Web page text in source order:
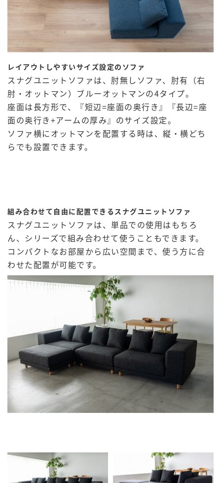
レイアウトしやすいサイズ設定のソファ
スナグユニットソファは、肘無しソファ、肘有（右
肘・オットマン）ブルーオットマンの4タイプ。
座面は長方形で、『短辺=座面の奥行き』『長辺=座
面の奥行き+アームの厚み』のサイズ設定。
ソファ横にオットマンを配置する時は、縦・横どち
らでも設置できます。
組み合わせて自由に配置できるスナグユニットソファ
スナグユニットソファは、単品での使用はもちろ
ん、シリーズで組み合わせて使うこともできます。
コンパクトなお部屋から広い空間まで、使う方に合
わせた配置が可能です。